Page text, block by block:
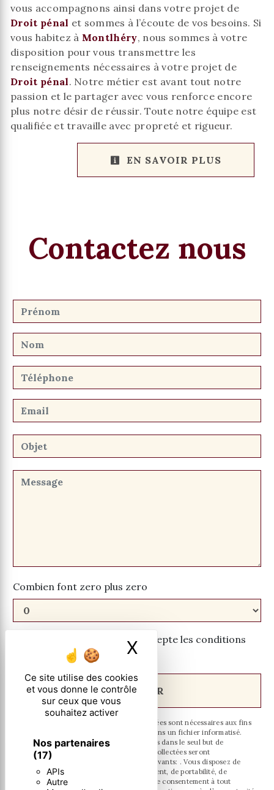
Ce site utilise des cookies
et vous donne le contrôle
sur ceux que vous
souhaitez activer
Nos partenaires
(17)
APIs
Autre
X Masquer le
vous accompagnons ainsi dans votre projet de
Droit pénal et sommes à l’écoute de vos besoins. Si
vous habitez à Montlhéry, nous sommes à votre
disposition pour vous transmettre les
renseignements nécessaires à votre projet de
Droit pénal. Notre métier est avant tout notre
passion et le partager avec vous renforce encore
plus notre désir de réussir. Toute notre équipe est
qualifiée et travaille avec propreté et rigueur.
EN SAVOIR PLUS
Contactez nous
Combien font zero plus zero
En cochant cette case, j'accepte les conditions
particulières ci-dessous **
ENVOYER
** Les données personnelles communiquées sont nécessaires aux fins
de vous contacter et sont enregistrées dans un fichier informatisé.
Elles sont destinées à et ses sous-traitants dans le seul but de
répondre à votre message. Les données collectées seront
communiquées aux seuls destinataires suivants: . Vous disposez de
droits d’accès, de rectification, d’effacement, de portabilité, de
limitation, d’opposition, de retrait de votre consentement à tout